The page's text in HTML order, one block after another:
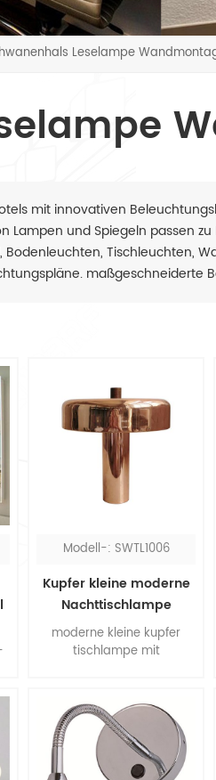
Leselampe
mit innovativen
Lampen und Spiegeln passen
Bodenleuchten, Tischleuchten,
maßgeschneiderte
Modell-: SWTL1006
Kupfer kleine moderne
Nachttischlampe
moderne kleine kupfer
tischlampe mit
metall, ein trendiges
material und design. Das
Endstück aus Walnussholz
verschönert die gesamte